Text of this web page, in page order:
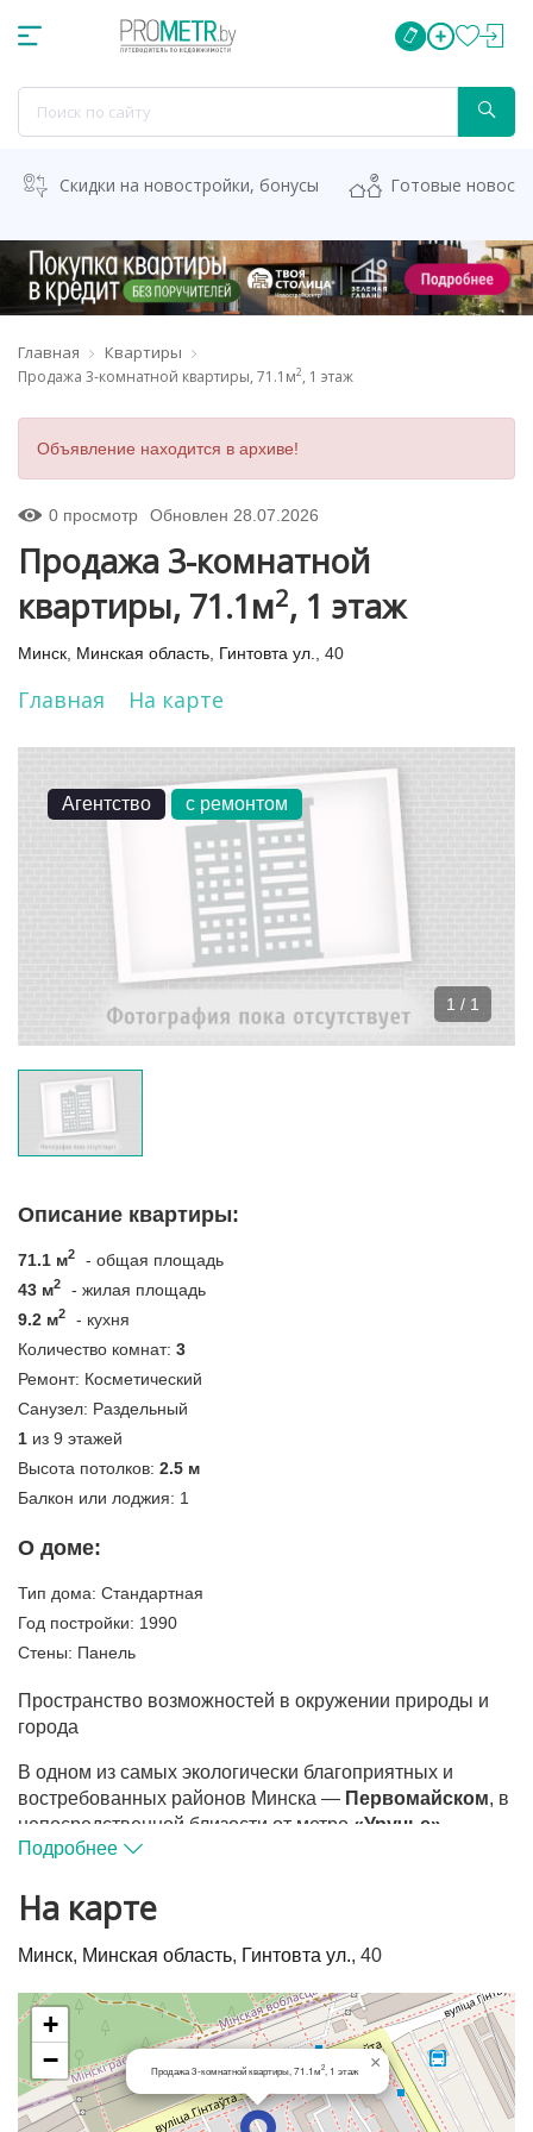
Скидки на новостройки, бонусы Готовые
Главная Квартиры
Продажа 3-комнатной квартиры, 71.1м2, 1 этаж
Объявление находится в архиве!
0 просмотр Обновлен 28.07.2026
Продажа 3-комнатной
квартиры, 71.1м2, 1 этаж
Минск Минская область Гинтовта ул. , 40
Главная На карте
1 / 1
Агентство с ремонтом
Описание квартиры:
71.1 м2
- общая площадь
43 м2
- жилая площадь
9.2 м2
- кухня
Количество комнат: 3
Ремонт: Косметический
Санузел: Раздельный
1 из 9 этажей
Высота потолков: 2.5 м
Балкон или лоджия: 1
О доме:
Тип дома: Стандартная
Год постройки: 1990
Стены: Панель
Пространство возможностей в окружении природы и
города
В одном из самых экологически благоприятных и
востребованных районов Минска — Первомайском, в
непосредственной близости от метро «Уручье»
представлена
потенциала индивидуального проекта.
Адрес: улица Гинтовта, 40— выбор тех, кто делает
продуманный городской ритм.
О квартире
Квартира расположена на
1 этаже 9‑этажного дома
1990 года постройки (блок‑комнаты). Планировка
Подробнее
На карте
Минск, Минская область, Гинтовта ул., 40
Продажа 3-комнатной квартиры, 71.1м2 , 1 этаж ×
+
−